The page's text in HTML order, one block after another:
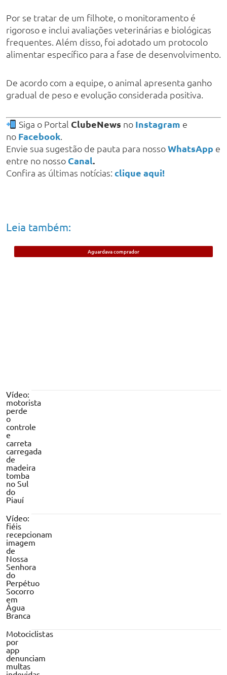
Por se tratar de um filhote, o monitoramento é
rigoroso e inclui avaliações veterinárias e biológicas
frequentes. Além disso, foi adotado um protocolo
alimentar específico para a fase de desenvolvimento.
De acordo com a equipe, o animal apresenta ganho
gradual de peso e evolução considerada positiva.
Siga o Portal ClubeNews no Instagram e
no Facebook.
Envie sua sugestão de pauta para nossoWhatsApp e
entre no nosso Canal.
Confira as últimas notícias: clique aqui!
Leia também:
Aguardava comprador
Vídeo:
motorista
perde
o
controle
e
carreta
carregada
de
madeira
tomba
no Sul
do
Piauí
Vídeo:
fiéis
recepcionam
imagem
de
Nossa
Senhora
do
Perpétuo
Socorro
em
Água
Branca
Motociclistas
por
app
denunciam
multas